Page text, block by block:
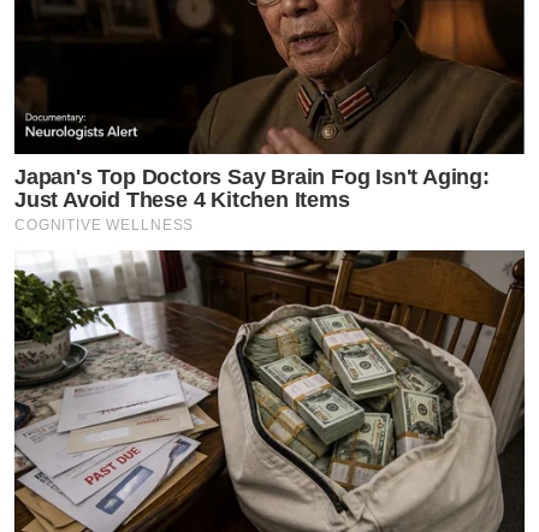
Japan's Top Doctors Say Bra​in Fo​g Isn't Aging:
Just Avoid These 4 Kitchen Items
COGNITIVE WELLNESS